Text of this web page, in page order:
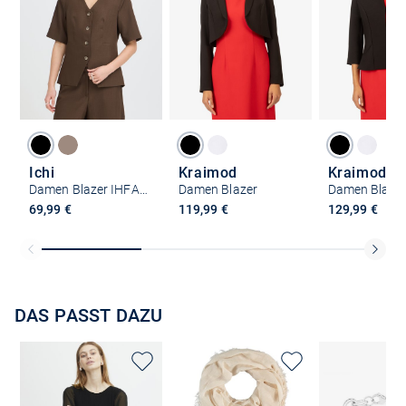
Ichi
69,99 €
Kraimod
Damen Blazer
119,99 €
Kraimod
Damen Blazer
129,99 €
DAS PASST DAZU